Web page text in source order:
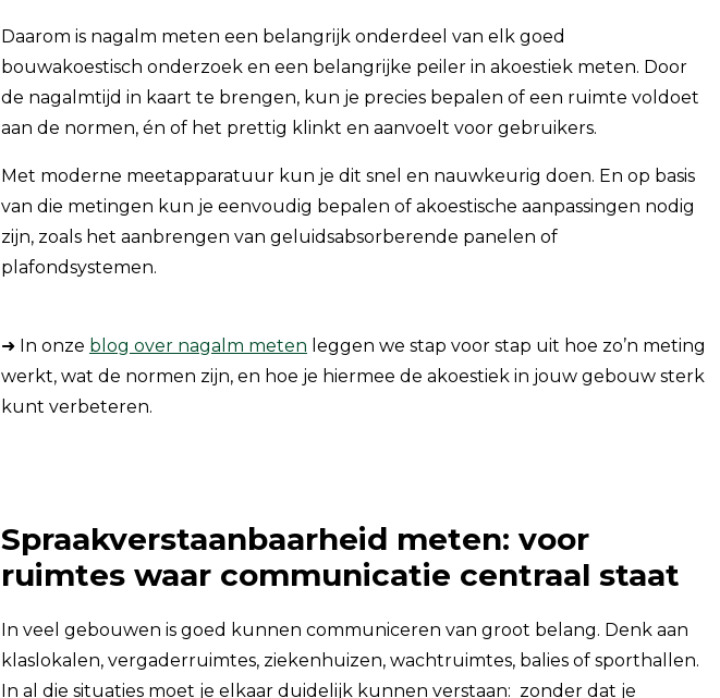
Daarom is nagalm meten een belangrijk onderdeel van elk goed
bouwakoestisch onderzoek en een belangrijke peiler in akoestiek meten. Door
de nagalmtijd in kaart te brengen, kun je precies bepalen of een ruimte voldoet
aan de normen, én of het prettig klinkt en aanvoelt voor gebruikers.
Met moderne meetapparatuur kun je dit snel en nauwkeurig doen. En op basis
van die metingen kun je eenvoudig bepalen of akoestische aanpassingen nodig
zijn, zoals het aanbrengen van geluidsabsorberende panelen of
plafondsystemen.
➜ In onze blog over nagalm meten leggen we stap voor stap uit hoe zo’n meting
werkt, wat de normen zijn, en hoe je hiermee de akoestiek in jouw gebouw sterk
kunt verbeteren.
Spraakverstaanbaarheid meten: voor
ruimtes waar communicatie centraal staat
In veel gebouwen is goed kunnen communiceren van groot belang. Denk aan
klaslokalen, vergaderruimtes, ziekenhuizen, wachtruimtes, balies of sporthallen.
In al die situaties moet je elkaar duidelijk kunnen verstaan: zonder dat je